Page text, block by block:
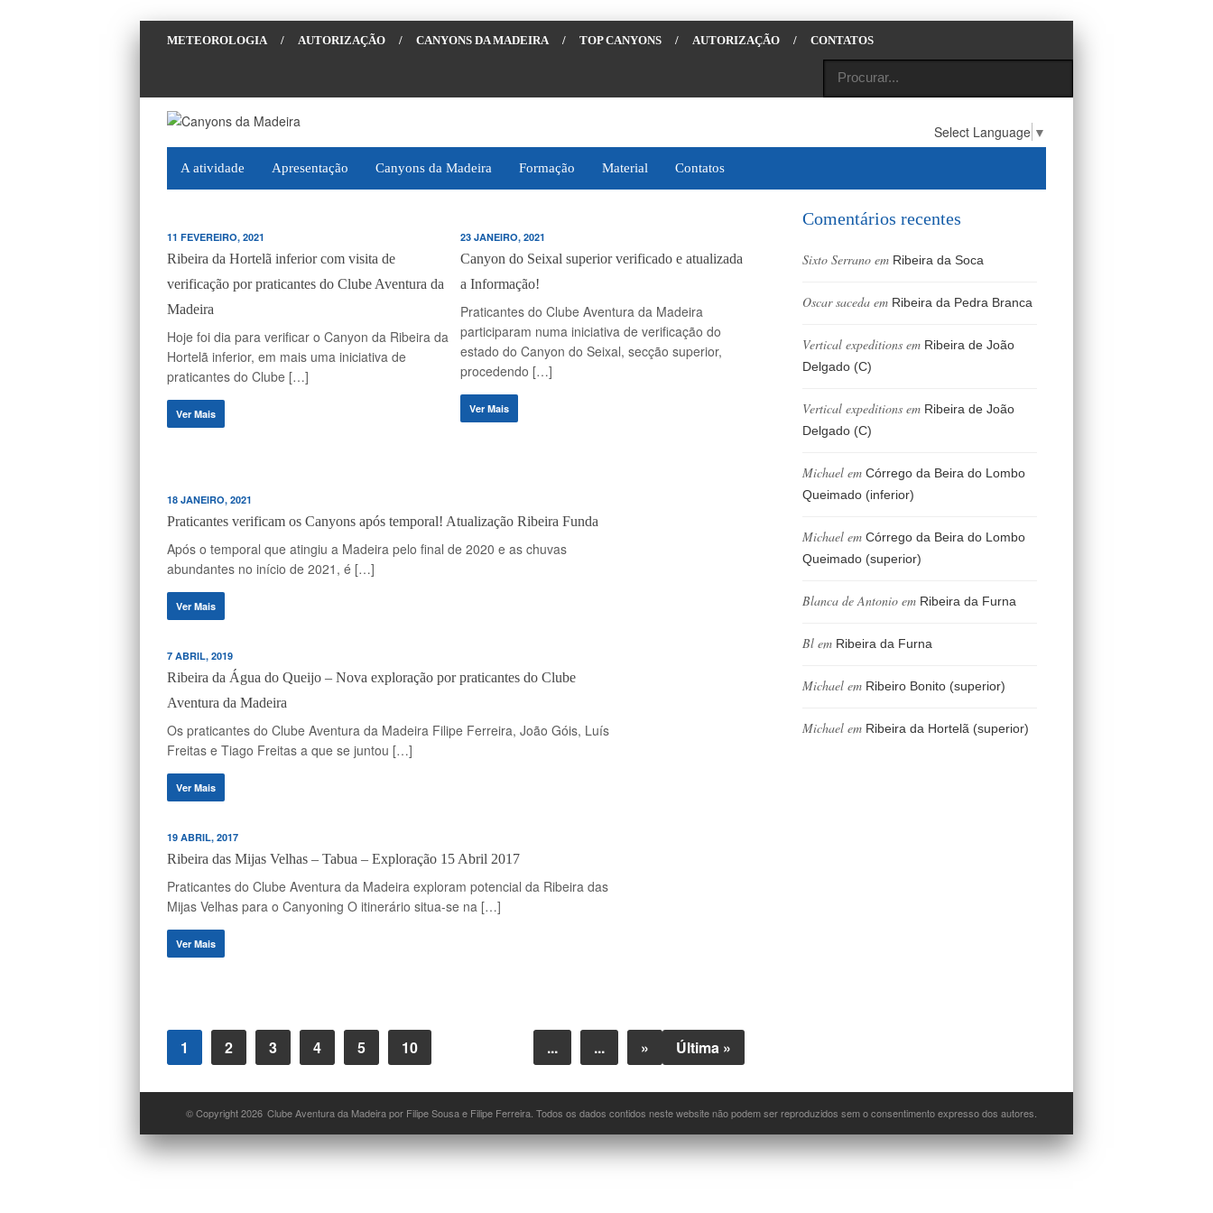
METEOROLOGIA / AUTORIZAÇÃO / CANYONS DA MADEIRA / TOP CANYONS / AUTORIZAÇÃO / CONTATOS
Select Language ▼
A atividade Apresentação Canyons da Madeira Formação Material Contatos
11 FEVEREIRO, 2021
Ribeira da Hortelã inferior com visita de
verificação por praticantes do Clube Aventura da
Madeira
Hoje foi dia para verificar o Canyon da Ribeira da
Hortelã inferior, em mais uma iniciativa de
praticantes do Clube […]
Ver Mais
23 JANEIRO, 2021
Canyon do Seixal superior verificado e atualizada
a Informação!
Praticantes do Clube Aventura da Madeira
participaram numa iniciativa de verificação do
estado do Canyon do Seixal, secção superior,
procedendo […]
Ver Mais
18 JANEIRO, 2021
Praticantes verificam os Canyons após temporal! Atualização Ribeira Funda
Após o temporal que atingiu a Madeira pelo final de 2020 e as chuvas
abundantes no início de 2021, é […]
Ver Mais
7 ABRIL, 2019
Ribeira da Água do Queijo – Nova exploração por praticantes do Clube
Aventura da Madeira
Os praticantes do Clube Aventura da Madeira Filipe Ferreira, João Góis, Luís
Freitas e Tiago Freitas a que se juntou […]
Ver Mais
19 ABRIL, 2017
Ribeira das Mijas Velhas – Tabua – Exploração 15 Abril 2017
Praticantes do Clube Aventura da Madeira exploram potencial da Ribeira das
Mijas Velhas para o Canyoning O itinerário situa-se na […]
Ver Mais
1 2 3 4 5 ...
10 ... » Última »
Comentários recentes
Sixto Serrano em Ribeira da Soca
Oscar saceda em Ribeira da Pedra Branca
Vertical expeditions em Ribeira de João
Delgado (C)
Vertical expeditions em Ribeira de João
Delgado (C)
Michael em Córrego da Beira do Lombo
Queimado (inferior)
Michael em Córrego da Beira do Lombo
Queimado (superior)
Blanca de Antonio em Ribeira da Furna
Bl em Ribeira da Furna
Michael em Ribeiro Bonito (superior)
Michael em Ribeira da Hortelã (superior)
© Copyright 2026 Clube Aventura da Madeira por Filipe Sousa e Filipe Ferreira. Todos os dados contidos neste website não podem ser reproduzidos sem o consentimento expresso dos autores.